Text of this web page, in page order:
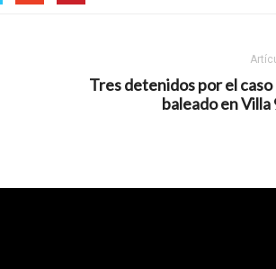
Tres detenidos por el
baleado en Villa